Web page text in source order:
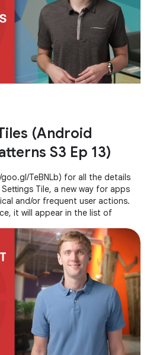
(Android
S3 Ep 13)
TeBNLb) for all the details
Tile, a new way for apps
and/or frequent user actions.
it will appear in the list of